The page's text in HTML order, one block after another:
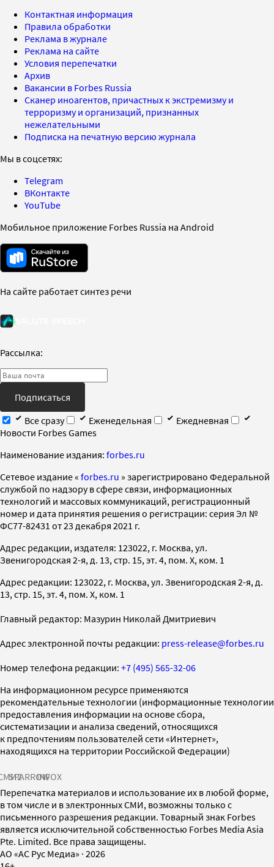
Контактная информация
Правила обработки
Реклама в журнале
Реклама на сайте
Условия перепечатки
Архив
Вакансии в Forbes Russia
Сканер иноагентов, причастных к экстремизму и
терроризму и организаций, признанных
нежелательными
Подписка на печатную версию журнала
Мы в соцсетях:
Telegram
ВКонтакте
YouTube
Мобильное приложение Forbes Russia на Android
На сайте работает синтез речи
Рассылка:
Подписаться
Все сразу
Еженедельная
Ежедневная
Новости Forbes Games
Наименование издания: forbes.ru
Cетевое издание « forbes.ru » зарегистрировано Федеральной
службой по надзору в сфере связи, информационных
технологий и массовых коммуникаций, регистрационный
номер и дата принятия решения о регистрации: серия Эл №
ФС77-82431 от 23 декабря 2021 г.
Адрес редакции, издателя: 123022, г. Москва, ул.
Звенигородская 2-я, д. 13, стр. 15, эт. 4, пом. X, ком. 1
Адрес редакции: 123022, г. Москва, ул. Звенигородская 2-я, д.
13, стр. 15, эт. 4, пом. X, ком. 1
Главный редактор: Мазурин Николай Дмитриевич
Адрес электронной почты редакции: press-release@forbes.ru
Номер телефона редакции: +7 (495) 565-32-06
На информационном ресурсе применяются
рекомендательные технологии (информационные технологии
предоставления информации на основе сбора,
систематизации и анализа сведений, относящихся
к предпочтениям пользователей сети «Интернет»,
находящихся на территории Российской Федерации)
SPARROWINFOX
Перепечатка материалов и использование их в любой форме,
в том числе и в электронных СМИ, возможны только с
письменного разрешения редакции. Товарный знак Forbes
является исключительной собственностью Forbes Media Asia
Pte. Limited. Все права защищены.
AO «АС Рус Медиа» · 2026